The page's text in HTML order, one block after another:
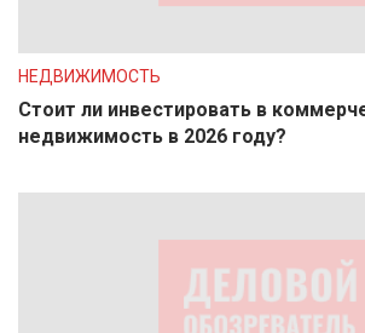
НЕДВИЖИМОСТЬ
Стоит ли инвестировать в
недвижимость в 2026 году?